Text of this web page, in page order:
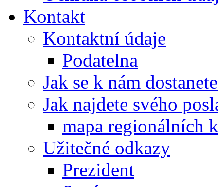
Kontakt
Kontaktní údaje
Podatelna
Jak se k nám
Jak najdete svého
mapa regionálních
Užitečné odkazy
Prezident